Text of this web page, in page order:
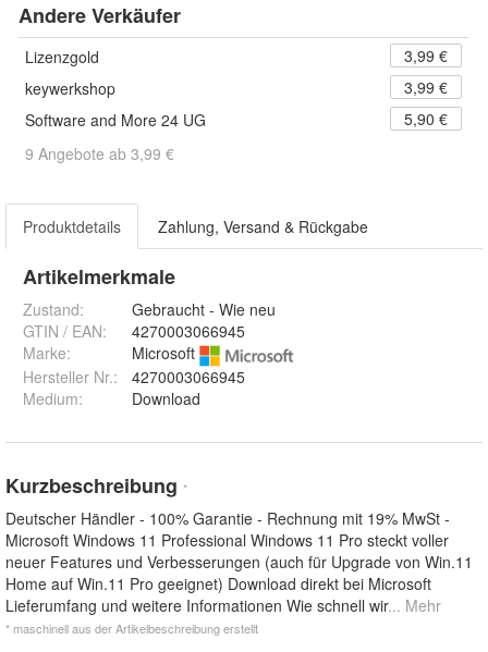
Andere Verkäufer
Lizenzgold
3,99 €
keywerkshop
3,99 €
Software and More 24 UG
5,90 €
9 Angebote ab 3,99 €
Produktdetails Zahlung, Versand & Rückgabe
Artikelmerkmale
Zustand:
Gebraucht - Wie neu
GTIN / EAN:
4270003066945
Marke:
Microsoft
Hersteller Nr.:
4270003066945
Medium: Download
Kurzbeschreibung *
Deutscher Händler - 100% Garantie - Rechnung mit 19% MwSt -
Microsoft Windows 11 Professional Windows 11 Pro steckt voller
neuer Features und Verbesserungen (auch für Upgrade von Win.11
Home auf Win.11 Pro geeignet) Download direkt bei Microsoft
Lieferumfang und weitere Informationen Wie schnell wir... Mehr
* maschinell aus der Artikelbeschreibung erstellt